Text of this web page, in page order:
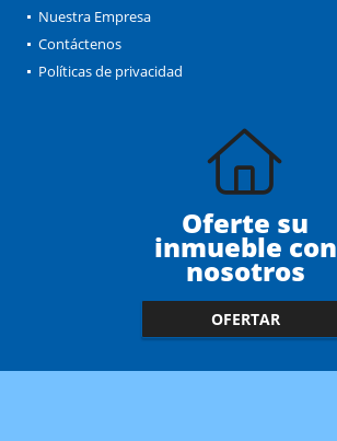
Nuestra Empresa
Contáctenos
Políticas de privacidad
Oferte su
inmueble con
nosotros
OFERTAR